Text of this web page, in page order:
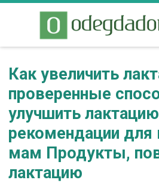
Как увеличить
проверенные
улучшить
рекомендации
мам Продукты,
лактацию